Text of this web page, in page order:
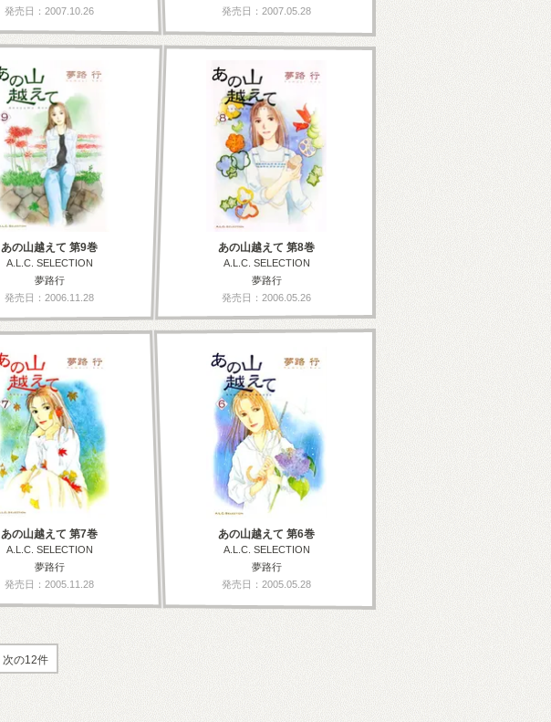
発売日：2007.10.26
発売日：2007.05.28
あの山越えて 第9巻
A.L.C. SELECTION
夢路行
発売日：2006.11.28
あの山越えて 第8巻
A.L.C. SELECTION
夢路行
発売日：2006.05.26
あの山越えて 第7巻
A.L.C. SELECTION
夢路行
発売日：2005.11.28
あの山越えて 第6巻
A.L.C. SELECTION
夢路行
発売日：2005.05.28
次の12件